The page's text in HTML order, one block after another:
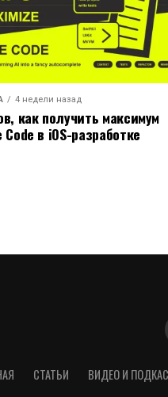
4 недели назад
как получить максимум
Code в iOS-разработке
СТАТЬИ ВИДЕО И